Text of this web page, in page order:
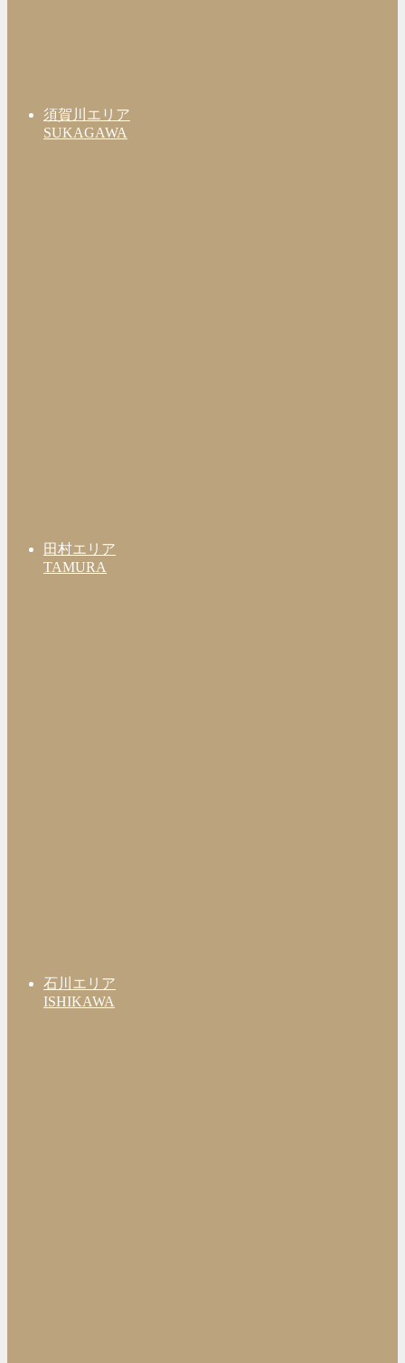
須賀川エリア
SUKAGAWA
田村エリア
TAMURA
石川エリア
ISHIKAWA